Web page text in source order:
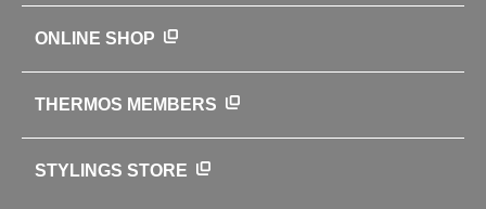
サーモスの歴史
クラブサーモス
WEBマガジン
お弁当にエールを込めて
ONLINE SHOP
THERMOS MEMBERS
STYLINGS STORE